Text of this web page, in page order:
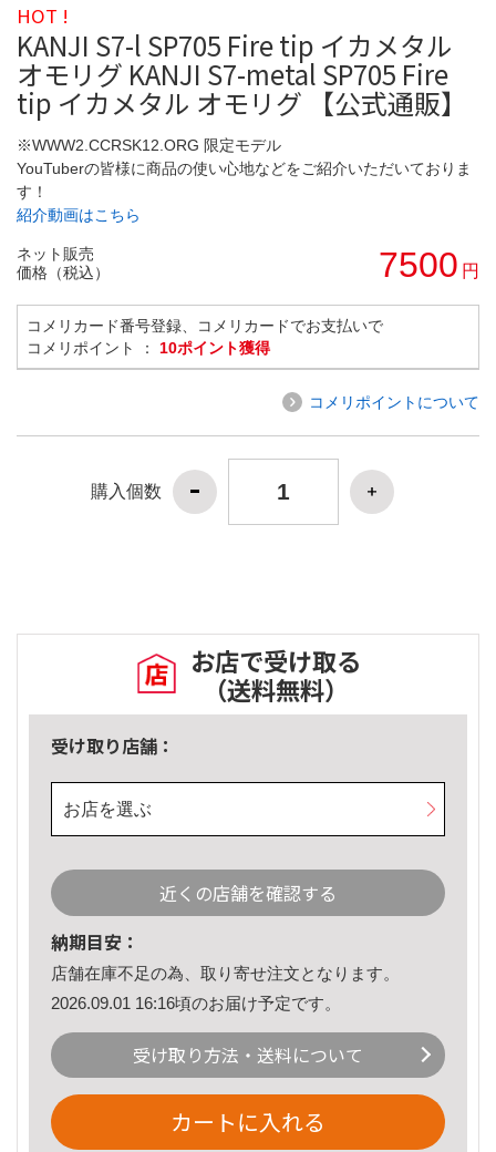
HOT !
KANJI S7-l SP705 Fire tip イカメタル
オモリグ KANJI S7-metal SP705 Fire
tip イカメタル オモリグ 【公式通販】
※WWW2.CCRSK12.ORG 限定モデル
YouTuberの皆様に商品の使い心地などをご紹介いただいておりま
す！
紹介動画はこちら
ネット販売
価格（税込）
7500 円
コメリカード番号登録、コメリカードでお支払いで
コメリポイント ： 10ポイント獲得
コメリポイントについて
購入個数
お店で受け取る
（送料無料）
受け取り店舗：
お店を選ぶ
近くの店舗を確認する
納期目安：
店舗在庫不足の為、取り寄せ注文となります。
2026.09.01 16:16頃のお届け予定です。
受け取り方法・送料について
カートに入れる